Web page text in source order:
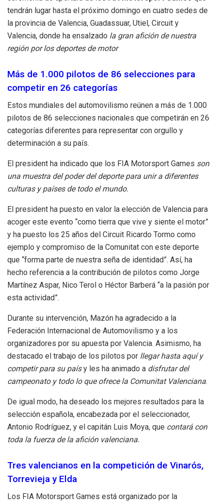
tendrán lugar hasta el próximo domingo en cuatro sedes de
la provincia de Valencia, Guadassuar, Utiel, Circuit y
Valencia, donde ha ensalzado la gran afición de nuestra
región por los deportes de motor
Más de 1.000 pilotos de 86 selecciones para
competir en 26 categorías
Estos mundiales del automovilismo reúnen a más de 1.000
pilotos de 86 selecciones nacionales que competirán en 26
categorías diferentes para representar con orgullo y
determinación a su país.
El president ha indicado que los FIA Motorsport Games son
una muestra del poder del deporte para unir a diferentes
culturas y países de todo el mundo.
El president ha puesto en valor la elección de Valencia para
acoger este evento “como tierra que vive y siente el motor”
y ha puesto los 25 años del Circuit Ricardo Tormo como
ejemplo y compromiso de la Comunitat con este deporte
que “forma parte de nuestra seña de identidad”. Así, ha
hecho referencia a la contribución de pilotos como Jorge
Martínez Aspar, Nico Terol o Héctor Barberá “a la pasión por
esta actividad”.
Durante su intervención, Mazón ha agradecido a la
Federación Internacional de Automovilismo y a los
organizadores por su apuesta por Valencia. Asimismo, ha
destacado el trabajo de los pilotos por llegar hasta aquí y
competir para su paísy les ha animado a disfrutar del
campeonato y todo lo que ofrece la Comunitat Valenciana.
De igual modo, ha deseado los mejores resultados para la
selección española, encabezada por el seleccionador,
Antonio Rodríguez, y el capitán Luis Moya, que contará con
toda la fuerza de la afición valenciana.
Tres valencianos en la competición de Vinarós,
Torrevieja y Elda
Los FIA Motorsport Games está organizado por la